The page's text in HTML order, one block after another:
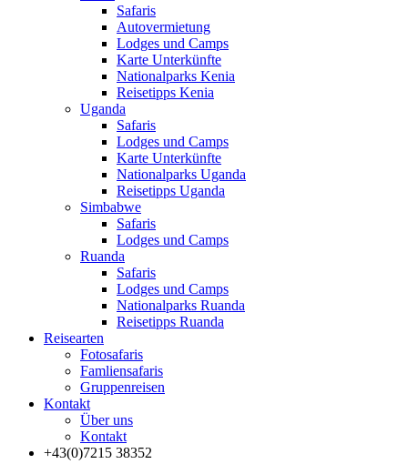
Safaris
Autovermietung
Lodges und Camps
Karte Unterkünfte
Nationalparks Kenia
Reisetipps Kenia
Uganda
Safaris
Lodges und Camps
Karte Unterkünfte
Nationalparks Uganda
Reisetipps Uganda
Simbabwe
Safaris
Lodges und Camps
Ruanda
Safaris
Lodges und Camps
Nationalparks Ruanda
Reisetipps Ruanda
Reisearten
Fotosafaris
Famliensafaris
Gruppenreisen
Kontakt
Über uns
Kontakt
+43(0)7215 38352